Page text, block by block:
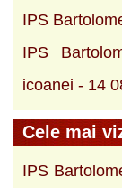
IPS
IPS
icoanei - 14
Cele mai
IPS